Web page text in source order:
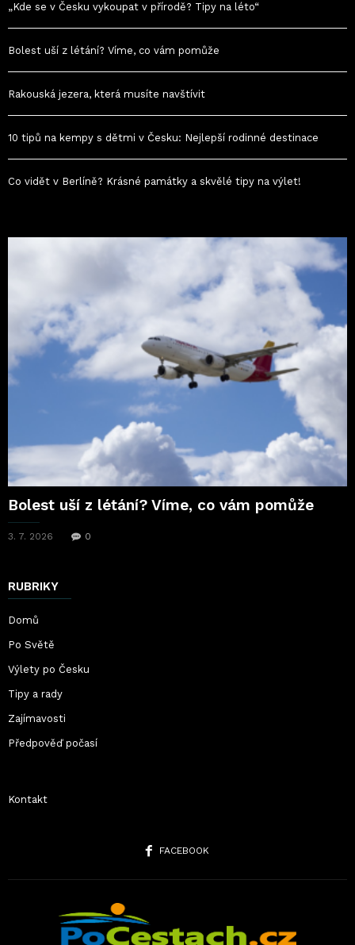
„Kde se v Česku vykoupat v přírodě? Tipy na léto“
Bolest uší z létání? Víme, co vám pomůže
Rakouská jezera, která musíte navštívit
10 tipů na kempy s dětmi v Česku: Nejlepší rodinné destinace
Co vidět v Berlíně? Krásné památky a skvělé tipy na výlet!
Bolest uší z létání? Víme, co vám pomůže
3. 7. 2026 0
RUBRIKY
Domů
Po Světě
Výlety po Česku
Tipy a rady
Zajímavosti
Předpověď počasí
Kontakt
FACEBOOK